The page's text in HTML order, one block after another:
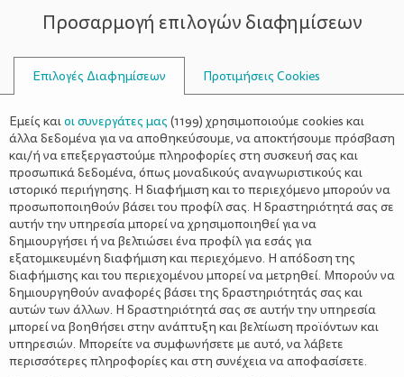
ΣΥΜΒΟΥΛΟΙ
ΔΙΑΒΆΖΟΥΝ
Προσαρμογή επιλογών διαφημίσεων
Επιλογές Διαφημίσεων Προτιμήσεις Cookies
Εμείς καιοι συνεργάτες μας (1199) χρησιμοποιούμε cookies και
άλλα δεδομένα για να αποθηκεύσουμε, να αποκτήσουμε πρόσβαση
και/ή να επεξεργαστούμε πληροφορίες στη συσκευή σας και
προσωπικά δεδομένα, όπως μοναδικούς αναγνωριστικούς και
ιστορικό περιήγησης. Η διαφήμιση και το περιεχόμενο μπορούν να
προσωποποιηθούν βάσει του προφίλ σας. Η δραστηριότητά σας σε
αυτήν την υπηρεσία μπορεί να χρησιμοποιηθεί για να
δημιουργήσει ή να βελτιώσει ένα προφίλ για εσάς για
εξατομικευμένη διαφήμιση και περιεχόμενο. Η απόδοση της
διαφήμισης και του περιεχομένου μπορεί να μετρηθεί. Μπορούν να
δημιουργηθούν αναφορές βάσει της δραστηριότητάς σας και
αυτών των άλλων. Η δραστηριότητά σας σε αυτήν την υπηρεσία
μπορεί να βοηθήσει στην ανάπτυξη και βελτίωση προϊόντων και
υπηρεσιών. Μπορείτε να συμφωνήσετε με αυτό, να λάβετε
περισσότερες πληροφορίες και στη συνέχεια να αποφασίσετε.